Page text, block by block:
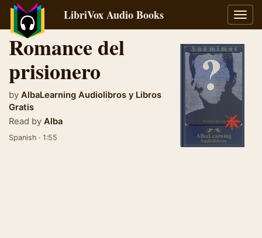
LibriVox Audio Books
Romance del
prisionero
by AlbaLearning Audiolibros y Libros
Gratis
Read by Alba
Spanish · 1:55